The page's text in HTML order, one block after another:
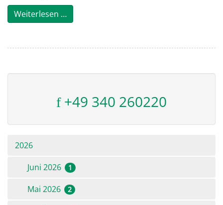
Weiterlesen …Winterdienst 2021!
+49 340 260220
2026
Juni 2026
1
Mai 2026 2